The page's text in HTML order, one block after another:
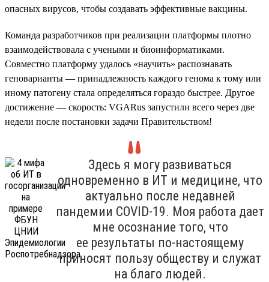
опасных вирусов, чтобы создавать эффективные вакцины.
Команда разработчиков при реализации платформы плотно
взаимодействовала с учеными и биоинформатиками.
Совместно платформу удалось «научить» распознавать
геноварианты — принадлежность каждого генома к тому или
иному патогену стала определяться гораздо быстрее. Другое
достижение — скорость: VGARus запустили всего через две
недели после постановки задачи Правительством!
Здесь я могу развиваться
одновременно в ИТ и медицине, что
актуально после недавней
пандемии COVID-19. Моя работа дает
мне осознание того, что
ее результаты по-настоящему
приносят пользу обществу и служат
на благо людей.